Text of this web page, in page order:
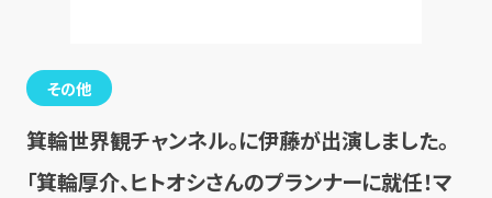
その他
箕輪世界観チャンネル。に伊藤が出演しました。
「箕輪厚介、ヒトオシさんのプランナーに就任！マ